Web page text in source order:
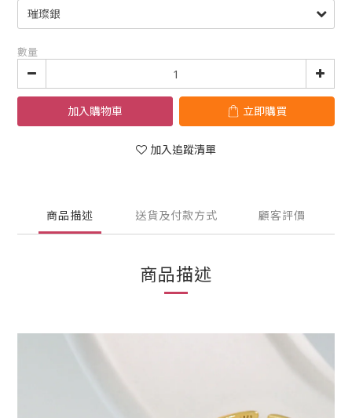
數量
加入購物車 立即購買
加入追蹤清單
商品描述 送貨及付款方式 顧客評價
商品描述